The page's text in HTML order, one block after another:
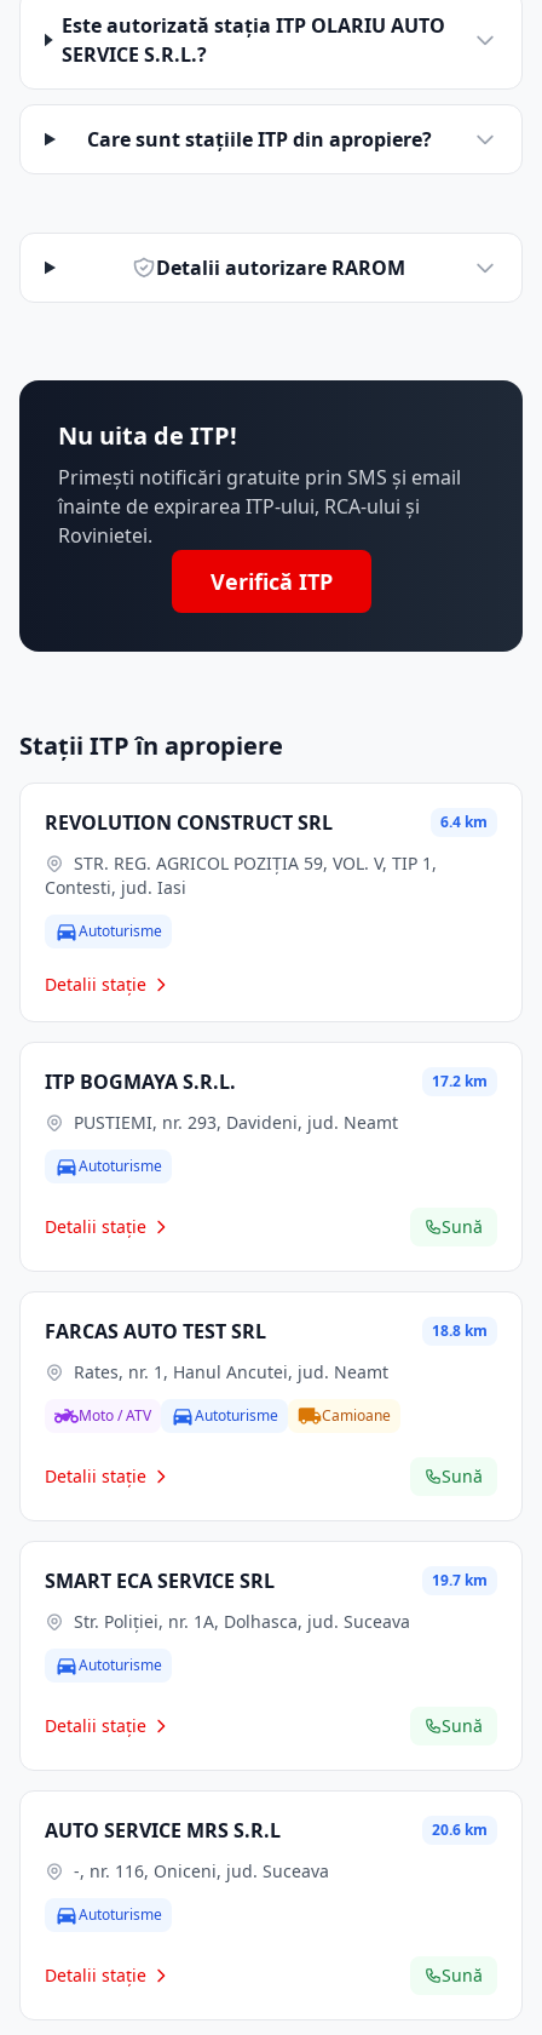
Este autorizată stația ITP OLARIU AUTO
SERVICE S.R.L.?
Care sunt stațiile ITP din apropiere?
Detalii autorizare RAROM
Nu uita de ITP!
Primești notificări gratuite prin SMS și email
înainte de expirarea ITP-ului, RCA-ului și
Rovinietei.
Verifică ITP
Stații ITP în apropiere
REVOLUTION CONSTRUCT SRL 6.4 km
Contesti, jud. Iasi
Autoturisme
Detalii stație
ITP BOGMAYA S.R.L. 17.2 km
PUSTIEMI, nr. 293, Davideni, jud. Neamt
Autoturisme
Detalii stație Sună
FARCAS AUTO TEST SRL 18.8 km
Rates, nr. 1, Hanul Ancutei, jud. Neamt
Moto / ATV Autoturisme Camioane
Detalii stație Sună
SMART ECA SERVICE SRL 19.7 km
Str. Poliţiei, nr. 1A, Dolhasca, jud. Suceava
Autoturisme
Detalii stație Sună
AUTO SERVICE MRS S.R.L 20.6 km
-, nr. 116, Oniceni, jud. Suceava
Autoturisme
Detalii stație Sună